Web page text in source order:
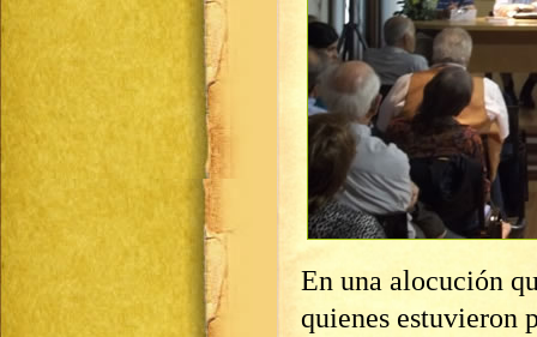
En una alocución
quienes estuvieron